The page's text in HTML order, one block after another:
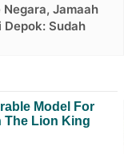
Jamaah
Depok: Sudah